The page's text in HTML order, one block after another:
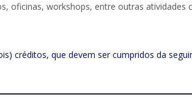
oficinas, workshops, entre outras
créditos, que devem ser cumpridos da